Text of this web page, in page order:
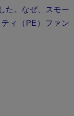
た。なぜ、スモー
ィ（PE）ファン